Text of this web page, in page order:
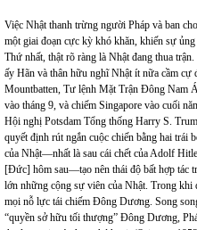
Việc Nhật thanh trừng người Pháp và ban
một giai đoạn cực kỳ khó khăn, khiến sự
Thứ nhất, thật rõ ràng là Nhật đang thua
ấy Hãn và thân hữu nghĩ Nhật ít nữa cầm
Mountbatten, Tư lệnh Mặt Trận Đông Nam
vào tháng 9, và chiếm Singapore vào cuối
Hội nghị Potsdam Tổng thống Harry S.
quyết định rút ngắn cuộc chiến bằng hai trái
của Nhật—nhất là sau cái chết của Adolf
[Đức] hôm sau—tạo nên thái độ bất hợp tác
lớn những cộng sự viên của Nhật. Trong khi
mọi nỗ lực tái chiếm Đông Dương. Song
“quyền sở hữu tối thượng” Đông Dương,